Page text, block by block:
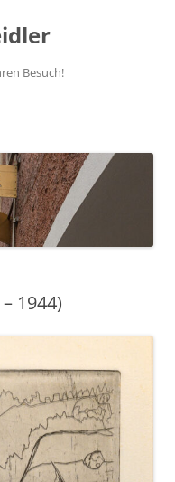
Besuch!
1944)